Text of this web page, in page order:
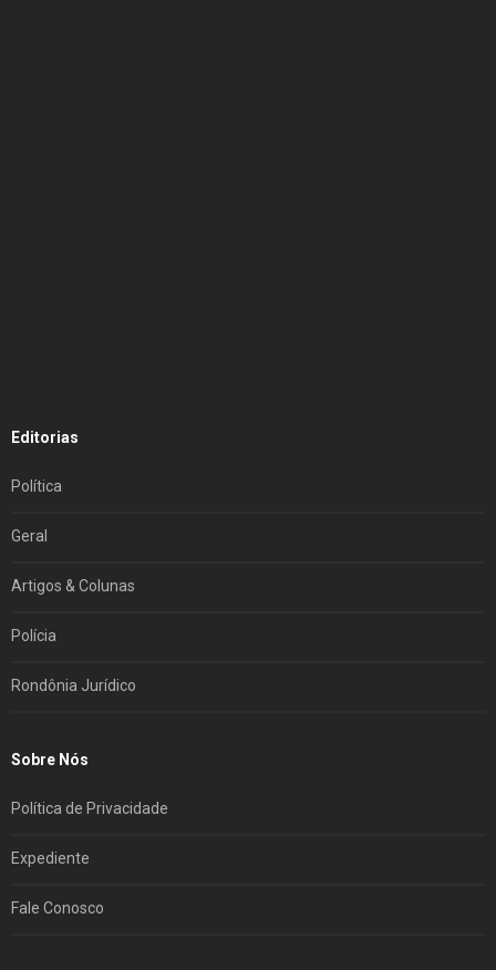
Editorias
Política
Geral
Artigos & Colunas
Polícia
Rondônia Jurídico
Sobre Nós
Política de Privacidade
Expediente
Fale Conosco